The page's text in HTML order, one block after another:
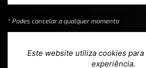
* Podes cancelar a qualquer momento
Este website utiliza cookies
experiência.